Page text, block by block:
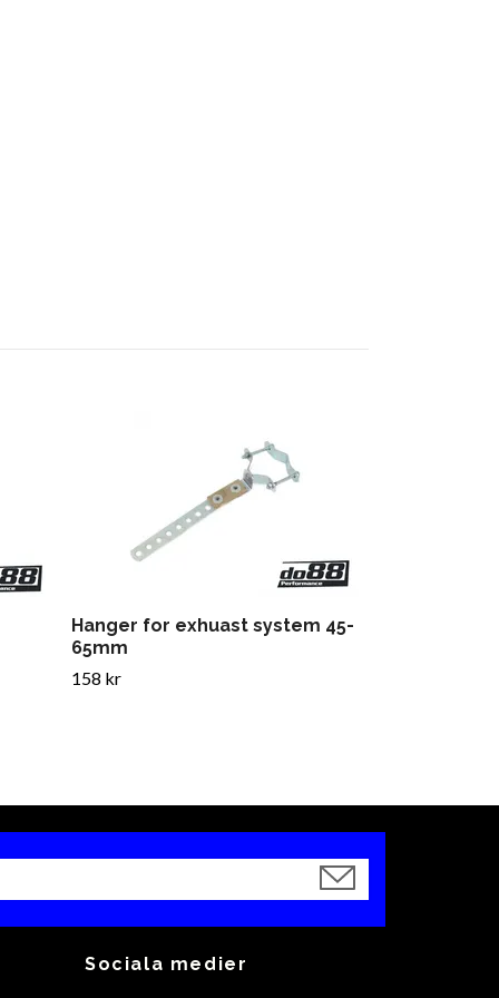
Hanger for exhuast system 45-
65mm
158 kr
Sociala medier